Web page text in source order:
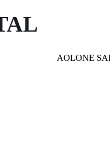
AOLONE